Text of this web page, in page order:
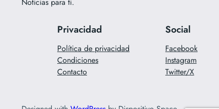
Noticias para ti.
Privacidad
Política de privacidad
Condiciones
Contacto
Social
Facebook
Instagram
Twitter/X